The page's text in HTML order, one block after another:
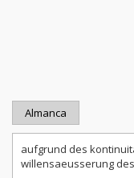
Almanca